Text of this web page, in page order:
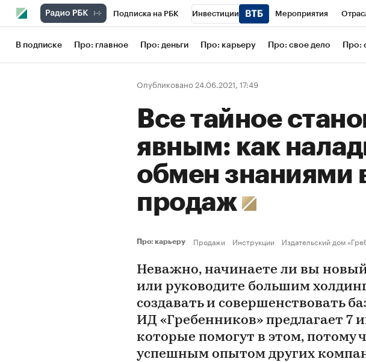
Подписка на РБК Инвестиции Мероприятия
Школа управления РБК РБК Образование
Рынок наличной валюты
В подписке Про: главное Про: деньги Про: карьеру Про: свое дело Про:
Опубликовано 24.06.2021, 17:49
Все тайное
явным: как
обмен знаниями
продаж
Про: карьеру Продажи Инструкции Издательский дом
Неважно, начинаете ли вы
или руководите большим
создавать и совершенствовать
ИД «Гребенников» предлагает 7
которые помогут в этом, потому
успешным опытом других